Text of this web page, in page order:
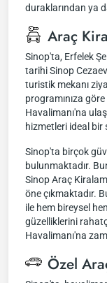
duraklarından ya
Araç
Sinop'ta, Erfelek
tarihi Sinop
turistik mekanı
programınıza
Havalimanı'na
hizmetleri ideal bir
Sinop'ta birçok
bulunmaktadır.
Sinop Araç
öne çıkmaktadır.
ile hem bireysel
güzelliklerini
Havalimanı'na
Özel